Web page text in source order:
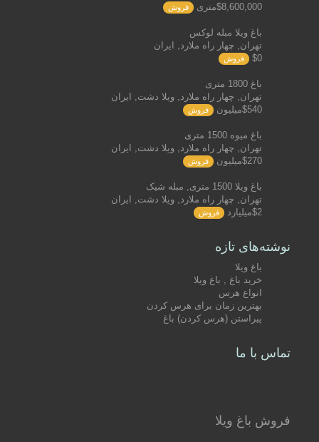
$8,600,000متری
فروش
باغ ویلا مبله لوکس
تهران, چهار راه ملارد, ایران
$0
فروش
باغ 1800 متری
تهران, چهار راه ملارد, ویلا دشت, ایران
$540میلیون
فروش
باغ میوه 1500 متری
تهران, چهار راه ملارد, ویلا دشت, ایران
$270میلیون
فروش
باغ ویلا 1500 متری, مبله شیک
تهران, چهار راه ملارد, ویلا دشت, ایران
$2میلیارد
فروش
نوشته‌های تازه
باغ ویلا
خرید باغ , باغ ویلا
انواع هرس
بهترین زمان برای هرس کردن
پیراستن (هرس کردن) باغ
تماس با ما
فروش باغ ویلا